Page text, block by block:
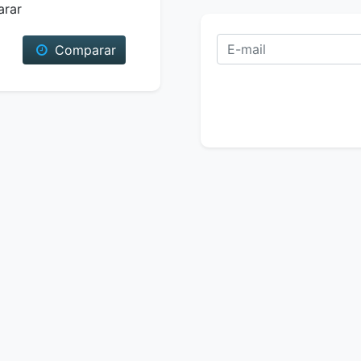
Comparar